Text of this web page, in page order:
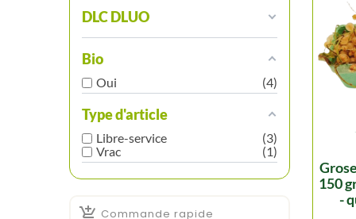
DLC DLUO
Bio
Oui 4
Type d'article
Libre-service
3
Vrac
1
 Commande rapide
groseille blanche (1 pc -
150
-